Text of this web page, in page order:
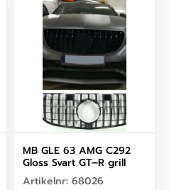
MB GLE 63 AMG C292
Gloss Svart GT–R grill
Artikelnr: 68026